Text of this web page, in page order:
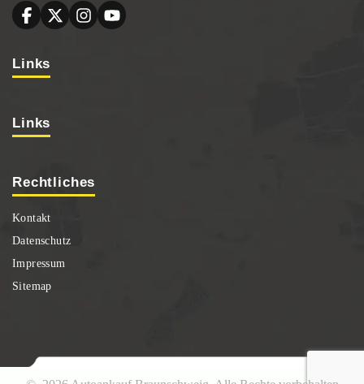
Links
Links
Rechtliches
Kontakt
Datenschutz
Impressum
Sitemap